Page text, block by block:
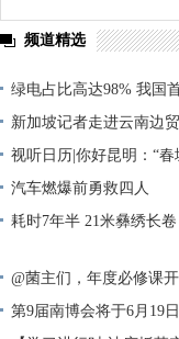
频道精选
绿电占比高达98% 我国
新加坡记者走进云南边
视听日历|你好昆明：“春
汽车燃爆前勇救四人
耗时7年半 21米彝绣长
@菌主们，年度必修课开
第9届南博会将于6月19